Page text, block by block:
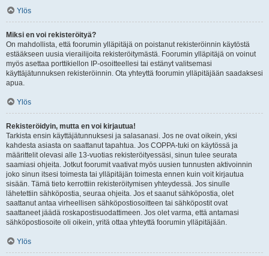
Ylös
Miksi en voi rekisteröityä?
On mahdollista, että foorumin ylläpitäjä on poistanut rekisteröinnin käytöstä
estääkseen uusia vierailijoita rekisteröitymästä. Foorumin ylläpitäjä on voinut
myös asettaa porttikiellon IP-osoitteellesi tai estänyt valitsemasi
käyttäjätunnuksen rekisteröinnin. Ota yhteyttä foorumin ylläpitäjään saadaksesi
apua.
Ylös
Rekisteröidyin, mutta en voi kirjautua!
Tarkista ensin käyttäjätunnuksesi ja salasanasi. Jos ne ovat oikein, yksi
kahdesta asiasta on saattanut tapahtua. Jos COPPA-tuki on käytössä ja
määrittelit olevasi alle 13-vuotias rekisteröityessäsi, sinun tulee seurata
saamiasi ohjeita. Jotkut foorumit vaativat myös uusien tunnusten aktivoinnin
joko sinun itsesi toimesta tai ylläpitäjän toimesta ennen kuin voit kirjautua
sisään. Tämä tieto kerrottiin rekisteröitymisen yhteydessä. Jos sinulle
lähetettiin sähköpostia, seuraa ohjeita. Jos et saanut sähköpostia, olet
saattanut antaa virheellisen sähköpostiosoitteen tai sähköpostit ovat
saattaneet jäädä roskapostisuodattimeen. Jos olet varma, että antamasi
sähköpostiosoite oli oikein, yritä ottaa yhteyttä foorumin ylläpitäjään.
Ylös